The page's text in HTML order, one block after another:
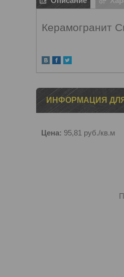
Керамогранит
ИНФОРМАЦИЯ
Цена: 95,81 руб./кв.м